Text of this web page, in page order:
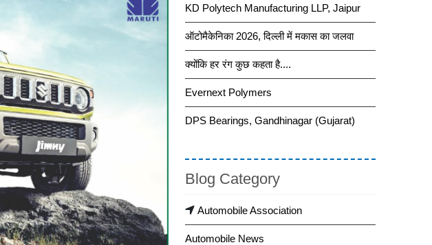
KD Polytech Manufacturing LLP, Jaipur
ऑटोमैकेनिका 2026, दिल्ली में मकास का जलवा
क्योंकि हर रंग कुछ कहता है....
Evernext Polymers
DPS Bearings, Gandhinagar (Gujarat)
Blog Category
Automobile Association
Automobile News